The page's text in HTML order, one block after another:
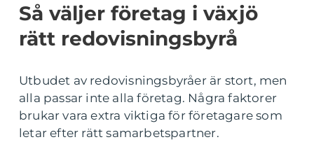
Så väljer företag i växjö
rätt redovisningsbyrå
Utbudet av redovisningsbyråer är stort, men
alla passar inte alla företag. Några faktorer
brukar vara extra viktiga för företagare som
letar efter rätt samarbetspartner.